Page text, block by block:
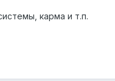
карма и т.п.